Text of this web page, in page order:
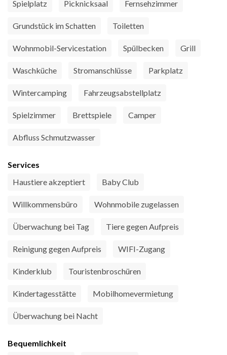
Spielplatz
Picknicksaal Fernsehzimmer
Grundstück im Schatten Toiletten
Wohnmobil-Servicestation Spülbecken Grill
Waschküche Stromanschlüsse Parkplatz
Wintercamping Fahrzeugsabstellplatz
Spielzimmer Brettspiele Camper
Abfluss Schmutzwasser
Services
Haustiere akzeptiert
Baby Club
Willkommensbüro Wohnmobile zugelassen
Überwachung bei Tag Tiere gegen Aufpreis
Reinigung gegen Aufpreis WIFI-Zugang
Kinderklub Touristenbroschüren
Kindertagesstätte Mobilhomevermietung
Überwachung bei Nacht
Bequemlichkeit